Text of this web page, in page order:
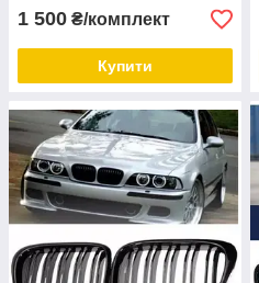
1 500 ₴/комплект
Купити